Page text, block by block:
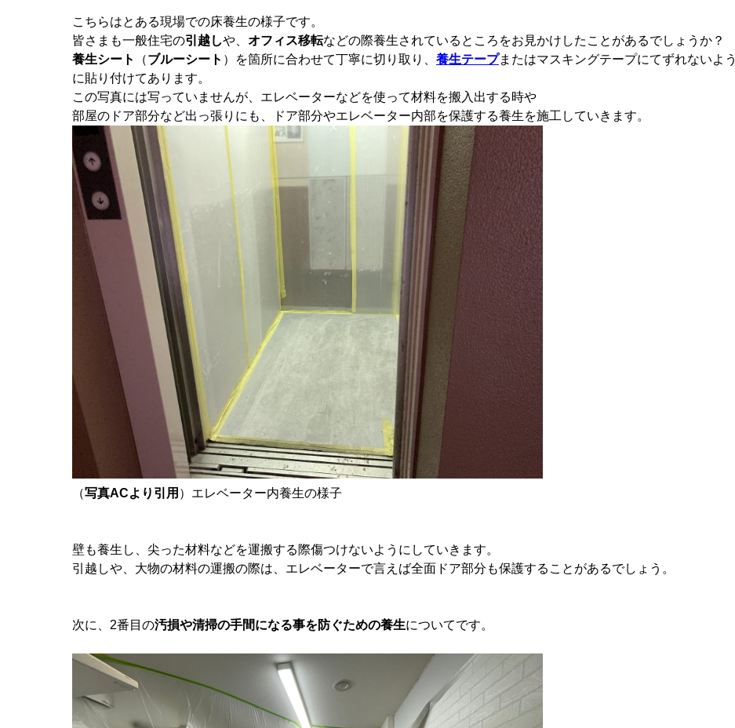
こちらはとある現場での床養生の様子です。
皆さまも一般住宅の引越しや、 オフィス移転などの際養生されているところをお見かけしたことがあるでしょうか？
養生シート
（ブルーシート ）を箇所に合わせて丁寧に切り取り、 養生テープまたはマスキングテープにてずれないよう
に貼り付けてあります。
この写真には写っていませんが、エレベーターなどを使って材料を搬入出する時や
部屋のドア部分など出っ張りにも、ドア部分やエレベーター内部を保護する養生を施工していきます。
（写真ACより引用 ）エレベーター内養生の様子
壁も養生し、尖った材料などを運搬する際傷つけないようにしていきます。
引越しや、大物の材料の運搬の際は、エレベーターで言えば全面ドア部分も保護することがあるでしょう。
次に、2番目の汚損や清掃の手間になる事を防ぐための養生についてです。